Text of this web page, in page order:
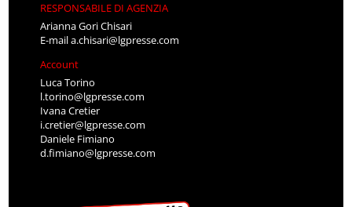
RESPONSABILE DI AGENZIA
Arianna Gori Chisari
E-maila.chisari@lgpresse.com
Account
Luca Torino
l.torino@lgpresse.com
Ivana Cretier
i.cretier@lgpresse.com
Daniele Fimiano
d.fimiano@lgpresse.com